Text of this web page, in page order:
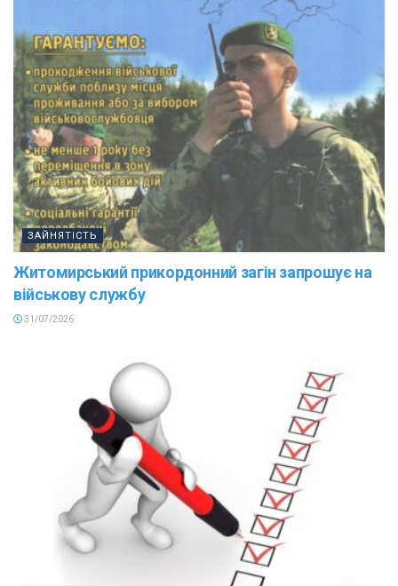
ЗАЙНЯТІСТЬ
Житомирський прикордонний загін запрошує на
військову службу
31/07/2026